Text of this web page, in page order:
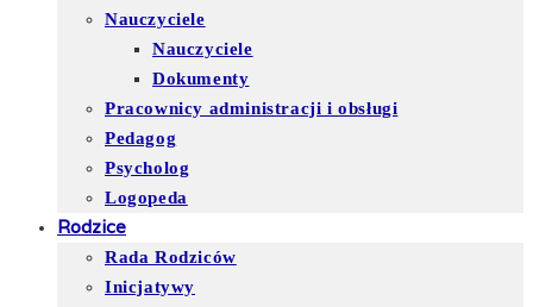
Nauczyciele
Nauczyciele
Dokumenty
Pracownicy administracji i obsługi
Pedagog
Psycholog
Logopeda
Rodzice
Rada Rodziców
Inicjatywy